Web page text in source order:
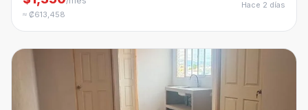
≈ ₡613,458
Hace 2 días